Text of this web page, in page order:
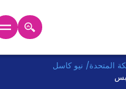
/نيو كاسل